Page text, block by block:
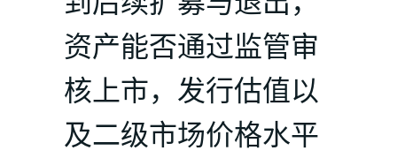
资产能否通过监管审
核上市，发行估值以
及二级市场价格水平